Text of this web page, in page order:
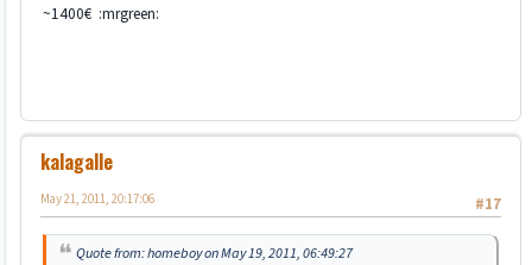
~1400€ :mrgreen:
kalagalle
#17
May 21, 2011, 20:17:06
Quote from: homeboy on May 19, 2011, 06:49:27